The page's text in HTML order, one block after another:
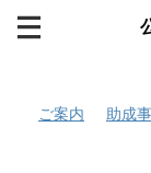
ご案内 助成